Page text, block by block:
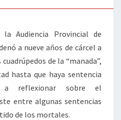
Audiencia Provincial de
a nueve años de cárcel a
de la “manada”,
hasta que haya sentencia
a reflexionar sobre el
entre algunas sentencias
de los mortales.